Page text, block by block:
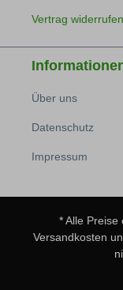
Vertrag widerrufen
Über uns
Datenschutz
Impressum
* Alle Preise
Versandkosten